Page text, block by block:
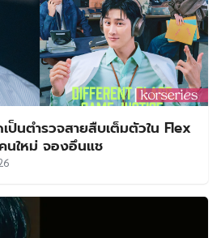
ป็นตำรวจสายสืบเต็มตัวใน Flex
ใหม่ จองอึนแช